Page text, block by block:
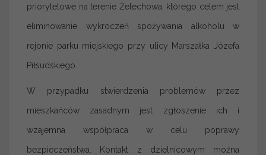
priorytetowe na terenie Żelechowa, którego celem jest
eliminowanie wykroczeń spożywania alkoholu w
rejonie parku miejskiego przy ulicy Marszałka Józefa
Piłsudskiego.
W przypadku stwierdzenia problemów przez
mieszkańców zasadnym jest zgłoszenie ich i
wzajemna współpraca w celu poprawy
bezpieczeństwa. Kontakt z dzielnicowym można